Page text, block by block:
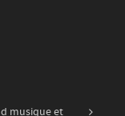
musique et